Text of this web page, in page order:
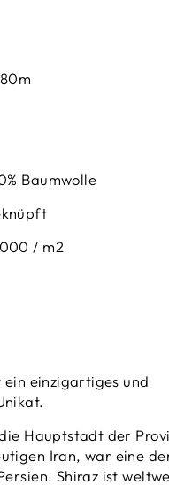
Baumwolle
/ m2
ein einzigartiges und
Hauptstadt der
Iran, war eine
Shiraz ist